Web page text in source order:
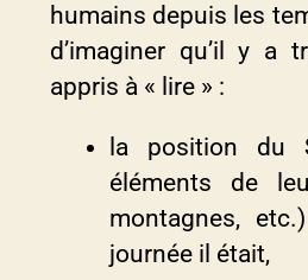
humains depuis les
d’imaginer qu’il y a
appris à « lire » :
la position du
éléments de
montagnes,
journée il était,